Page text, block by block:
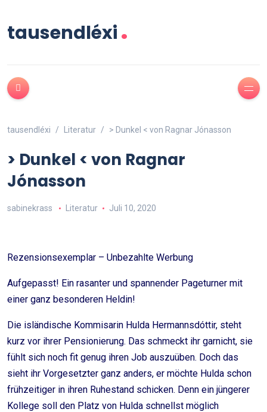
tausendléxi.
tausendléxi Literatur > Dunkel < von Ragnar Jónasson
> Dunkel < von Ragnar
Jónasson
sabinekrass Literatur Juli 10, 2020
Rezensionsexemplar – Unbezahlte Werbung
Aufgepasst! Ein rasanter und spannender Pageturner mit
einer ganz besonderen Heldin!
Die isländische Kommisarin Hulda Hermannsdóttir, steht
kurz vor ihrer Pensionierung. Das schmeckt ihr garnicht, sie
fühlt sich noch fit genug ihren Job auszuüben. Doch das
sieht ihr Vorgesetzter ganz anders, er möchte Hulda schon
frühzeitiger in ihren Ruhestand schicken. Denn ein jüngerer
Kollege soll den Platz von Hulda schnellst möglich